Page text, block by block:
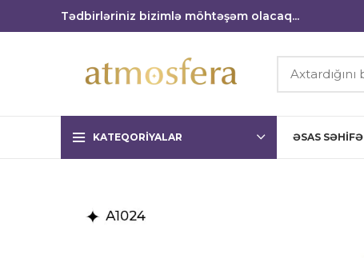
Tədbirləriniz bizimlə möhtəşəm olacaq...
KATEQORIYALAR ƏSAS SƏHIFƏ